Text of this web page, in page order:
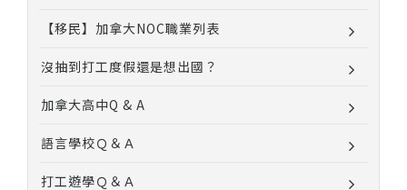
【移民】加拿大NOC職業列表
沒抽到打工度假還是想出國？
加拿大高中Q & A
語言學校Ｑ＆Ａ
打工遊學Ｑ＆Ａ